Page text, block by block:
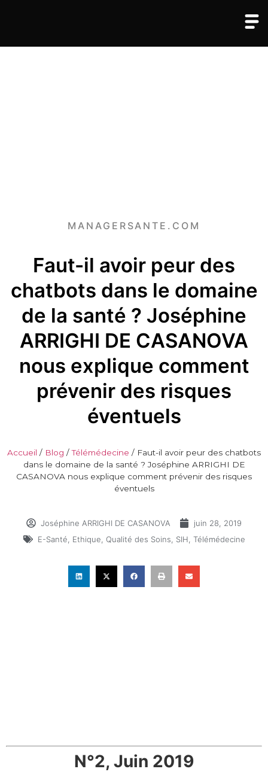
MANAGERSANTE.COM
Faut-il avoir peur des
chatbots dans le domaine
de la santé ? Joséphine
ARRIGHI DE CASANOVA
nous explique comment
prévenir des risques
éventuels
Accueil / Blog /Télémédecine / Faut-il avoir peur des chatbots
dans le domaine de la santé ? Joséphine ARRIGHI DE
CASANOVA nous explique comment prévenir des risques
éventuels
Joséphine ARRIGHI DE CASANOVA
juin 28, 2019
E-Santé
Ethique Qualité des Soins SIH Télémédecine
N°2, Juin 2019